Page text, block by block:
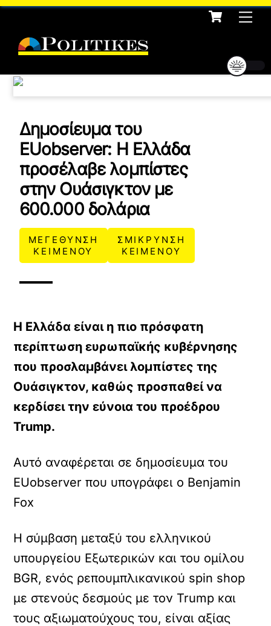
Skip
content
Cart
Δημοσίευμα του
EUobserver: Η Ελλάδα
προσέλαβε λομπίστες
στην Ουάσιγκτον με
600.000 δολάρια
ΜΕΓΕΘΥΝΣΗ
ΚΕΙΜΕΝΟΥ
ΣΜΙΚΡΥΝΣΗ
ΚΕΙΜΕΝΟΥ
Η Ελλάδα είναι η πιο πρόσφατη
περίπτωση ευρωπαϊκής κυβέρνησης
που προσλαμβάνει λομπίστες της
Ουάσιγκτον, καθώς προσπαθεί να
κερδίσει την εύνοια του προέδρου
Trump.
Αυτό αναφέρεται σε δημοσίευμα του
EUobserver που υπογράφει ο Benjamin
Fox
Η σύμβαση μεταξύ του ελληνικού
υπουργείου Εξωτερικών και του ομίλου
BGR, ενός ρεπουμπλικανικού spin shop
με στενούς δεσμούς με τον Trump και
τους αξιωματούχους του, είναι αξίας